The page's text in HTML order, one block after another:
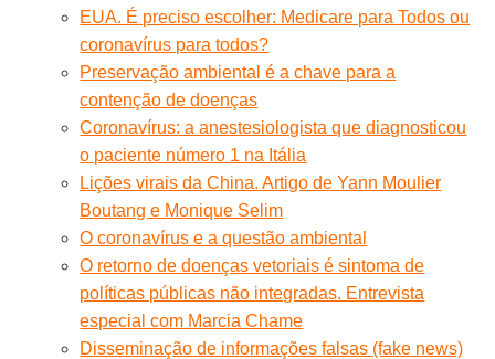
EUA. É preciso escolher: Medicare para Todos ou
coronavírus para todos?
Preservação ambiental é a chave para a
contenção de doenças
Coronavírus: a anestesiologista que diagnosticou
o paciente número 1 na Itália
Lições virais da China. Artigo de Yann Moulier
Boutang e Monique Selim
O coronavírus e a questão ambiental
O retorno de doenças vetoriais é sintoma de
políticas públicas não integradas. Entrevista
especial com Marcia Chame
Disseminação de informações falsas (fake news)